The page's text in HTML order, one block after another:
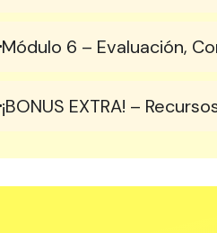
Módulo 6 – Evaluación,
¡BONUS EXTRA! –